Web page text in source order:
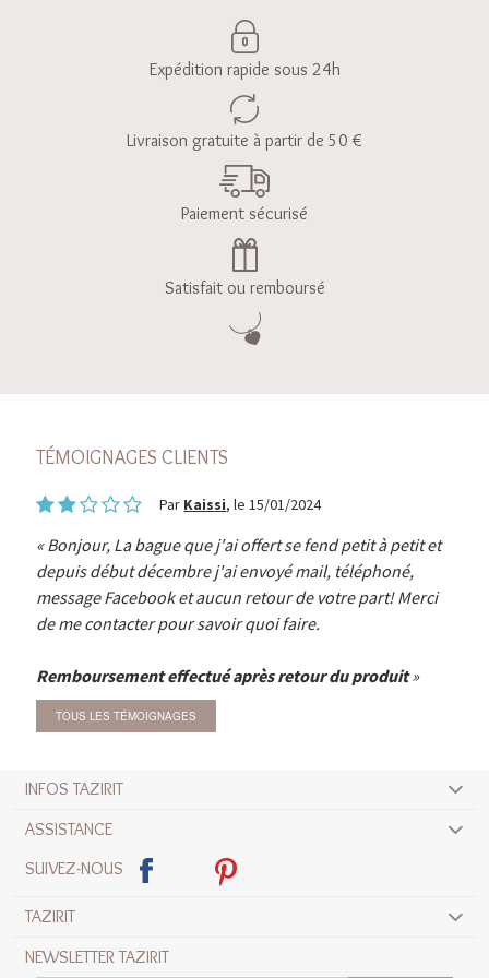
Expédition rapide sous 24h
Livraison gratuite à partir de 50 €
Paiement sécurisé
Satisfait ou remboursé
TÉMOIGNAGES CLIENTS
Par Kaissi, le 15/01/2024
Bonjour, La bague que j'ai offert se fend petit à petit et
depuis début décembre j'ai envoyé mail, téléphoné,
message Facebook et aucun retour de votre part! Merci
de me contacter pour savoir quoi faire.
Remboursement effectué après retour du produit
TOUS LES TÉMOIGNAGES
INFOS TAZIRIT
ASSISTANCE
SUIVEZ-NOUS
TAZIRIT
NEWSLETTER TAZIRIT